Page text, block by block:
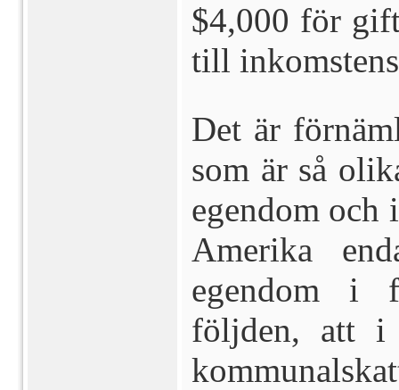
$4,000 för
till
Det är
som är så
egendom
Amerika
egendom i
följden, att